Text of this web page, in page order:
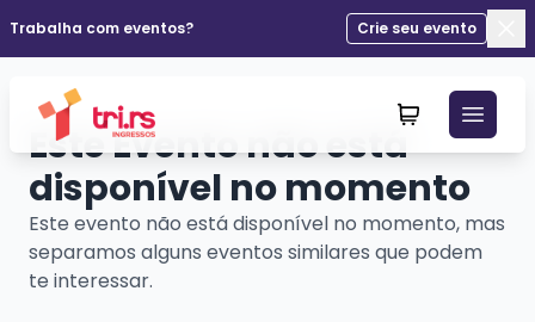
Trabalha com eventos?
Crie seu evento
Este Evento não está
disponível no momento
Este evento não está disponível no momento, mas
separamos alguns eventos similares que podem
te interessar.